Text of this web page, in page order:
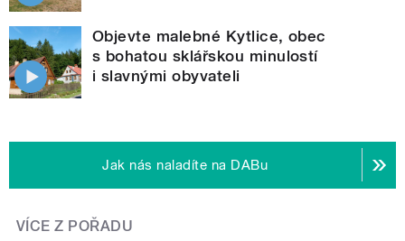
Objevte malebné Kytlice, obec
s bohatou sklářskou minulostí
i slavnými obyvateli
Jak nás naladíte na DABu
VÍCE Z POŘADU